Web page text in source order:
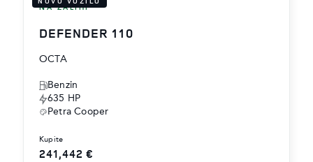
NA ZALIHI
DEFENDER 110
OCTA
Benzin
635 HP
Petra Cooper
kupite
241,442 €